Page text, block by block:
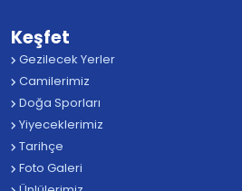
Keşfet
Gezilecek Yerler
Camilerimiz
Doğa Sporları
Yiyeceklerimiz
Tarihçe
Foto Galeri